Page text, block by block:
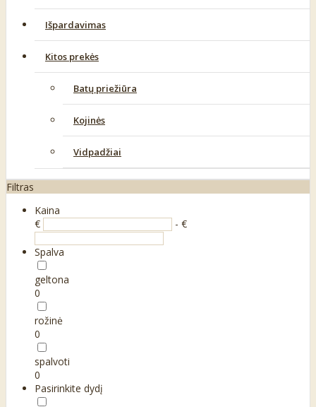
Išpardavimas
Kitos prekės
Batų priežiūra
Kojinės
Vidpadžiai
Filtras
Kaina
€
- €
Spalva
geltona
0
rožinė
0
spalvoti
0
Pasirinkite dydį